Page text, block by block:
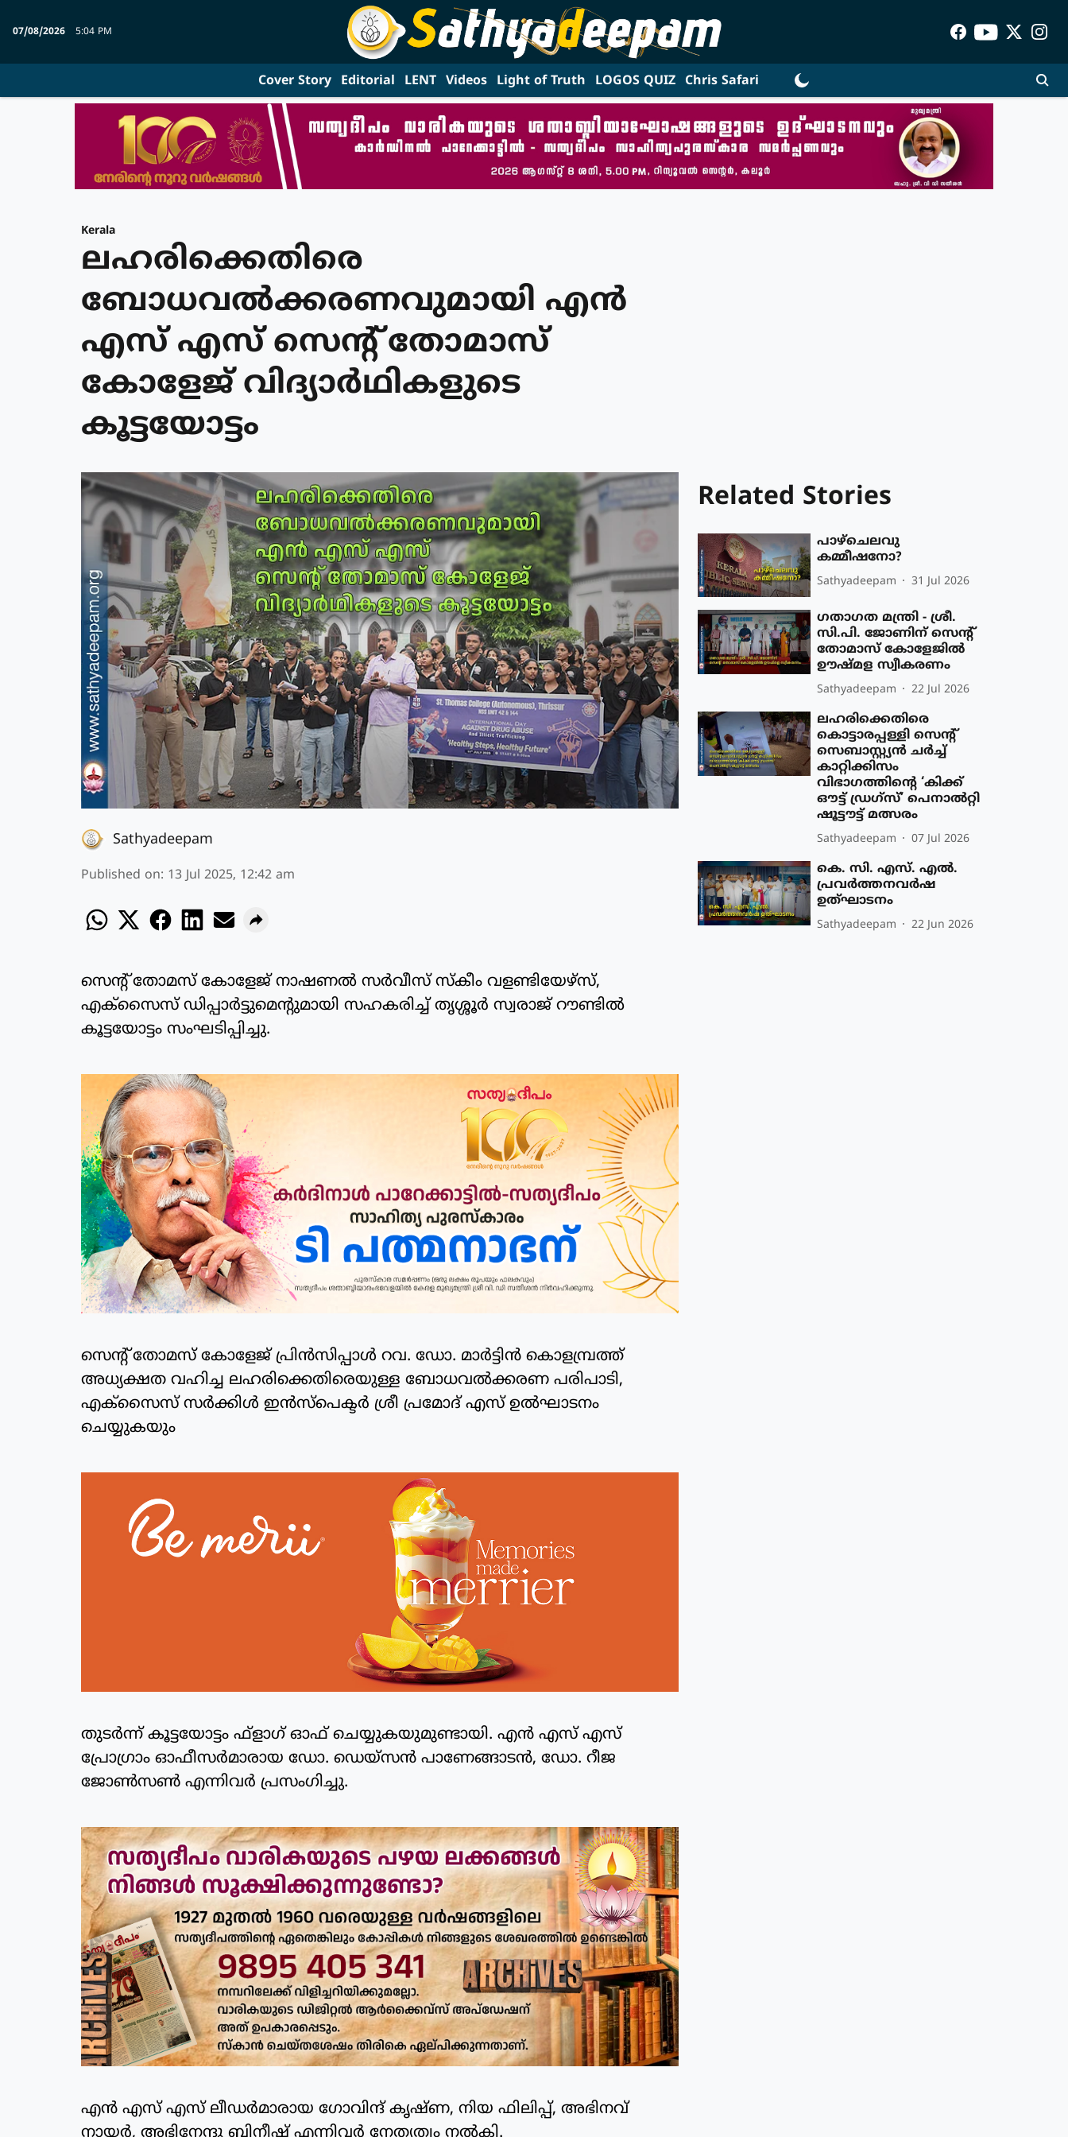
07/08/2026 5:04 PM
Cover Story Editorial LENT Videos Light of Truth LOGOS QUIZ Chris Safari
Kerala
ലഹരിക്കെതിരെ
ബോധവല്‍ക്കരണവുമായി എന്‍
എസ് എസ് സെന്റ് തോമാസ്
കോളേജ് വിദ്യാര്‍ഥികളുടെ
കൂട്ടയോട്ടം
Sathyadeepam
Published on: 13 Jul 2025, 12:42 am
സെന്റ് തോമസ് കോളേജ് നാഷണല്‍ സര്‍വീസ് സ്‌കീം വളണ്ടിയേഴ്‌സ്,
എക്‌സൈസ് ഡിപ്പാര്‍ട്ടുമെന്റുമായി സഹകരിച്ച് തൃശ്ശൂര്‍ സ്വരാജ് റൗണ്ടില്‍
കൂട്ടയോട്ടം സംഘടിപ്പിച്ചു.
സെന്റ് തോമസ് കോളേജ് പ്രിന്‍സിപ്പാള്‍ റവ. ഡോ. മാര്‍ട്ടിന്‍ കൊളമ്പ്രത്ത്
അധ്യക്ഷത വഹിച്ച ലഹരിക്കെതിരെയുള്ള ബോധവല്‍ക്കരണ പരിപാടി,
എക്‌സൈസ് സര്‍ക്കിള്‍ ഇന്‍സ്‌പെക്ടര്‍ ശ്രീ പ്രമോദ് എസ് ഉല്‍ഘാടനം
ചെയ്യുകയും
തുടര്‍ന്ന് കൂട്ടയോട്ടം ഫ്‌ളാഗ് ഓഫ് ചെയ്യുകയുമുണ്ടായി. എന്‍ എസ് എസ്
പ്രോഗ്രാം ഓഫീസര്‍മാരായ ഡോ. ഡെയ്‌സന്‍ പാണേങ്ങാടന്‍, ഡോ. റീജ
ജോണ്‍സണ്‍ എന്നിവര്‍ പ്രസംഗിച്ചു.
എന്‍ എസ് എസ് ലീഡര്‍മാരായ ഗോവിന്ദ് കൃഷ്ണ, നിയ ഫിലിപ്പ്, അഭിനവ്
Related Stories
പാഴ്ചെലവു
കമ്മീഷനോ?
Sathyadeepam 31 Jul 2026
ഗതാഗത മന്ത്രി - ശ്രീ.
സി.പി. ജോണിന് സെൻ്റ്
തോമാസ് കോളേജിൽ
ഊഷ്മള സ്വീകരണം
Sathyadeepam 22 Jul 2026
ലഹരിക്കെതിരെ
കൊട്ടാരപ്പള്ളി സെന്റ്
സെബാസ്റ്റ്യൻ ചർച്ച്
കാറ്റിക്കിസം
വിഭാഗത്തിന്റെ ‘കിക്ക്
ഔട്ട് ഡ്രഗ്സ്’ പെനാൽറ്റി
ഷൂട്ടൗട്ട് മത്സരം
Sathyadeepam 07 Jul 2026
കെ. സി. എസ്. എല്‍.
പ്രവര്‍ത്തനവര്‍ഷ
ഉത്ഘാടനം
Sathyadeepam 22 Jun 2026